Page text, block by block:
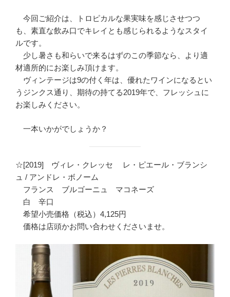
今回ご紹介は、トロピカルな果実味を感じさせつつ
も、素直な飲み口でキレイとも感じられるようなスタイ
ルです。
少し暑さも和らいで来るはずのこの季節なら、より適
材適所的にお楽しみ頂けます。
ヴィンテージは9の付く年は、優れたワインになるとい
うジンクス通り、期待の持てる2019年で、フレッシュに
お楽しみください。
一本いかがでしょうか？
☆[2019] ヴィレ・クレッセ レ・ピエール・ブランシ
ュ / アンドレ・ボノーム
フランス ブルゴーニュ マコネーズ
白 辛口
希望小売価格（税込）4,125円
価格は店頭かお問い合わせくださいませ。